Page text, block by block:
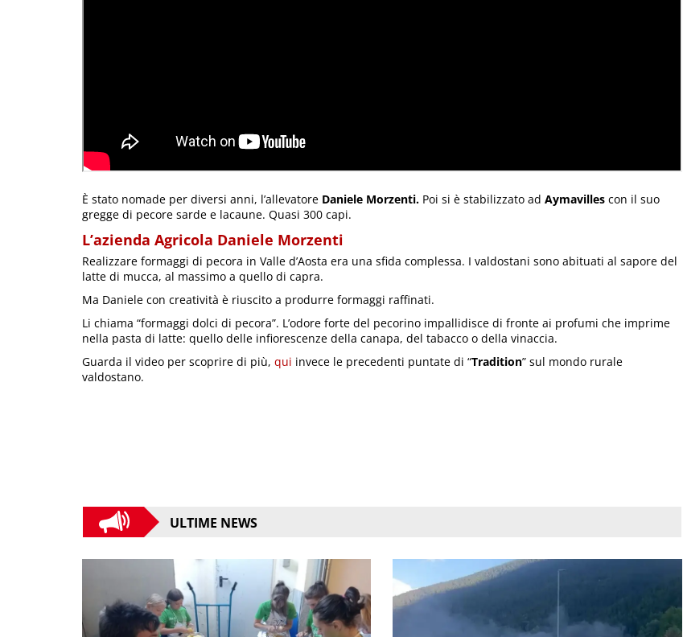
È stato nomade per diversi anni, l’allevatore Daniele Morzenti. Poi si è stabilizzato ad Aymavilles con il suo
gregge di pecore sarde e lacaune. Quasi 300 capi.
L’azienda Agricola Daniele Morzenti
Realizzare formaggi di pecora in Valle d’Aosta era una sfida complessa. I valdostani sono abituati al sapore del
latte di mucca, al massimo a quello di capra.
Ma Daniele con creatività è riuscito a produrre formaggi raffinati.
Li chiama “formaggi dolci di pecora”. L’odore forte del pecorino impallidisce di fronte ai profumi che imprime
nella pasta di latte: quello delle infiorescenze della canapa, del tabacco o della vinaccia.
Guarda il video per scoprire di più, qui invece le precedenti puntate di “Tradition” sul mondo rurale
valdostano.
ULTIME NEWS